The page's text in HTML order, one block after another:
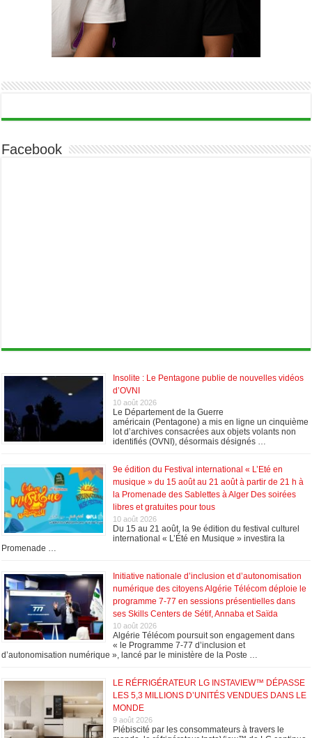
Facebook
Insolite : Le Pentagone publie de nouvelles vidéos
d’OVNI
10 août 2026
Le Département de la Guerre
américain (Pentagone) a mis en ligne un cinquième
lot d’archives consacrées aux objets volants non
identifiés (OVNI), désormais désignés …
9e édition du Festival international « L’Eté en
musique » du 15 août au 21 août à partir de 21 h à
la Promenade des Sablettes à Alger Des soirées
libres et gratuites pour tous
10 août 2026
Du 15 au 21 août, la 9e édition du festival culturel
international « L’Été en Musique » investira la
Promenade …
Initiative nationale d’inclusion et d’autonomisation
numérique des citoyens Algérie Télécom déploie le
programme 7-77 en sessions présentielles dans
ses Skills Centers de Sétif, Annaba et Saïda
10 août 2026
Algérie Télécom poursuit son engagement dans
« le Programme 7-77 d’inclusion et
d’autonomisation numérique », lancé par le ministère de la Poste …
LE RÉFRIGÉRATEUR LG INSTAVIEW™ DÉPASSE
LES 5,3 MILLIONS D’UNITÉS VENDUES DANS LE
MONDE
9 août 2026
Plébiscité par les consommateurs à travers le